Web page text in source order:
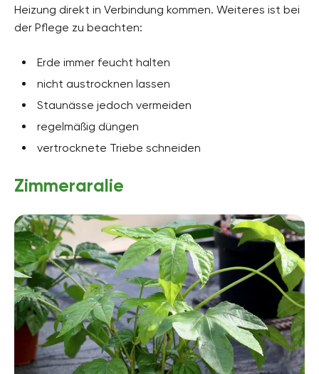
Heizung direkt in Verbindung kommen. Weiteres ist bei
der Pflege zu beachten:
Erde immer feucht halten
nicht austrocknen lassen
Staunässe jedoch vermeiden
regelmäßig düngen
vertrocknete Triebe schneiden
Zimmeraralie